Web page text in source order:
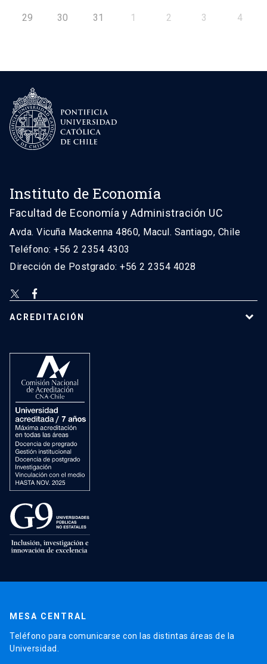
29 30 31 1 2 3 4
Instituto de Economía
Facultad de Economía y Administración UC
Avda. Vicuña Mackenna 4860, Macul. Santiago, Chile
Teléfono: +56 2 2354 4303
Dirección de Postgrado: +56 2 2354 4028
ACREDITACIÓN
MESA CENTRAL
Teléfono para comunicarse con las distintas áreas de la
Universidad.